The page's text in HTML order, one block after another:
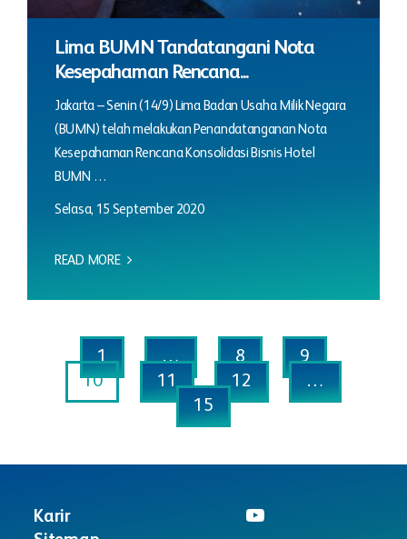
Lima BUMN Tandatangani Nota
Kesepahaman Rencana...
Jakarta – Senin (14/9) Lima Badan Usaha Milik Negara
(BUMN) telah melakukan Penandatanganan Nota
Kesepahaman Rencana Konsolidasi Bisnis Hotel
BUMN …
Selasa, 15 September 2020
READ MORE
1 … 8
9
10
11 12
…
15
Karir